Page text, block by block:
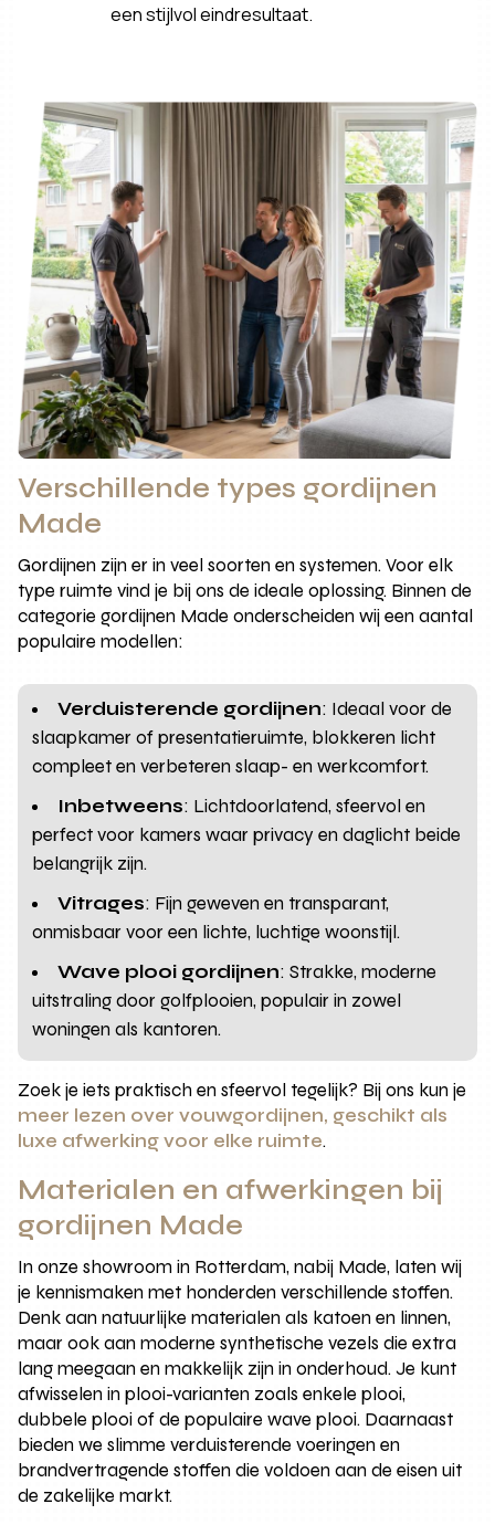
een stijlvol eindresultaat.
Verschillende types gordijnen
Made
Gordijnen zijn er in veel soorten en systemen. Voor elk
type ruimte vind je bij ons de ideale oplossing. Binnen de
categorie gordijnen Made onderscheiden wij een aantal
populaire modellen:
Verduisterende gordijnen: Ideaal voor de
slaapkamer of presentatieruimte, blokkeren licht
compleet en verbeteren slaap- en werkcomfort.
Inbetweens: Lichtdoorlatend, sfeervol en
perfect voor kamers waar privacy en daglicht beide
belangrijk zijn.
Vitrages: Fijn geweven en transparant,
onmisbaar voor een lichte, luchtige woonstijl.
Wave plooi gordijnen: Strakke, moderne
uitstraling door golfplooien, populair in zowel
woningen als kantoren.
Zoek je iets praktisch en sfeervol tegelijk? Bij ons kun je
meer lezen over vouwgordijnen, geschikt als
luxe afwerking voor elke ruimte.
Materialen en afwerkingen bij
gordijnen Made
In onze showroom in Rotterdam, nabij Made, laten wij
je kennismaken met honderden verschillende stoffen.
Denk aan natuurlijke materialen als katoen en linnen,
maar ook aan moderne synthetische vezels die extra
lang meegaan en makkelijk zijn in onderhoud. Je kunt
afwisselen in plooi-varianten zoals enkele plooi,
dubbele plooi of de populaire wave plooi. Daarnaast
bieden we slimme verduisterende voeringen en
brandvertragende stoffen die voldoen aan de eisen uit
de zakelijke markt.